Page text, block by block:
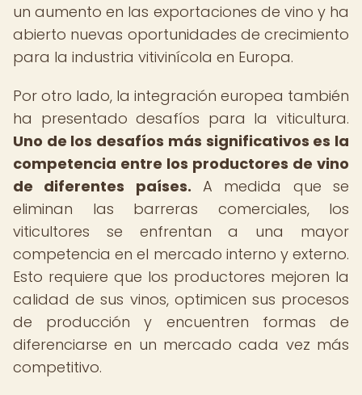
un aumento en las exportaciones de vino y ha
abierto nuevas oportunidades de crecimiento
para la industria vitivinícola en Europa.
Por otro lado, la integración europea también
ha presentado desafíos para la viticultura.
Uno de los desafíos más significativos es la
competencia entre los productores de vino
de diferentes países. A medida que se
eliminan las barreras comerciales, los
viticultores se enfrentan a una mayor
competencia en el mercado interno y externo.
Esto requiere que los productores mejoren la
calidad de sus vinos, optimicen sus procesos
de producción y encuentren formas de
diferenciarse en un mercado cada vez más
competitivo.